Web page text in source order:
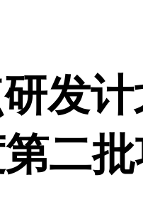
发
二